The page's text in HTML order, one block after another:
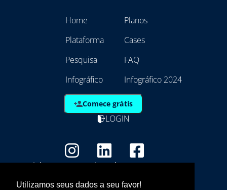
Utilizamos seus dados a seu favor!
Home
Plataforma
Pesquisa
Infográfico
Planos
Cases
FAQ
Infográfico 2024
Comece grátis
LOGIN
Copyright - Marca Registrada